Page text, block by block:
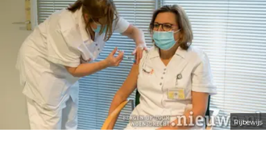
Rijbewijs